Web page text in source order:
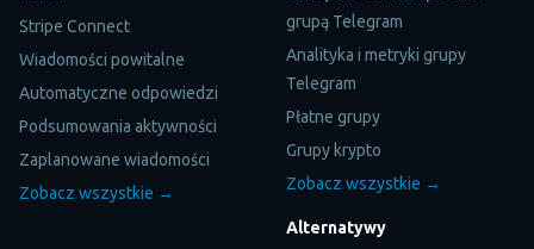
Stripe Connect
Wiadomości powitalne
Automatyczne odpowiedzi
Podsumowania aktywności
Zaplanowane wiadomości
Zobacz wszystkie →
grupą Telegram
Analityka i metryki grupy
Telegram
Płatne grupy
Grupy krypto
Zobacz wszystkie →
Alternatywy